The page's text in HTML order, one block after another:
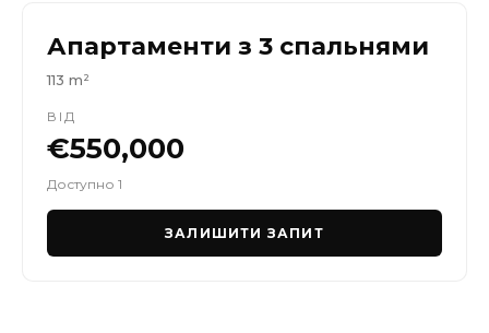
Апартаменти з 3 спальнями
113 m²
ВІД
€550,000
Доступно 1
ЗАЛИШИТИ ЗАПИТ